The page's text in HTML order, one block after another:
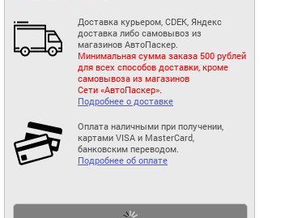
Доставка курьером, CDEK, Яндекс
доставка либо самовывоз из
магазинов АвтоПаскер.
Минимальная сумма заказа 500 рублей
для всех способов доставки, кроме
самовывоза из магазинов
Сети «АвтоПаскер».
Подробнее о доставке
Оплата наличными при получении,
картами VISA и MasterCard,
банковским переводом.
Подробнее об оплате